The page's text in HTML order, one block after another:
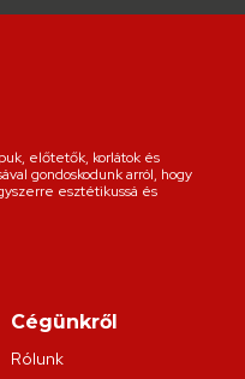
előtetők, korlátok és
gondoskodunk arról, hogy
esztétikussá és
Cégünkről
Rólunk